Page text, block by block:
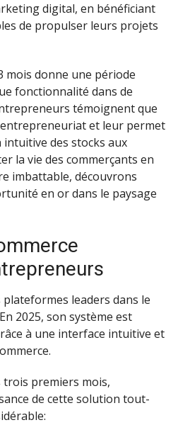
digital, en bénéficiant
de propulser leurs projets
mois donne une période
fonctionnalité dans de
témoignent que
et leur permet
des stocks aux
la vie des commerçants en
imbattable, découvrons
en or dans le paysage
plateformes leaders dans le
2025, son système est
à une interface intuitive et
trois premiers mois,
de cette solution tout-